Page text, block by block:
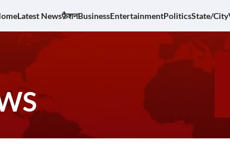
Latest Newsफ़ैशनBusinessEntertainmentPoliticsState/City